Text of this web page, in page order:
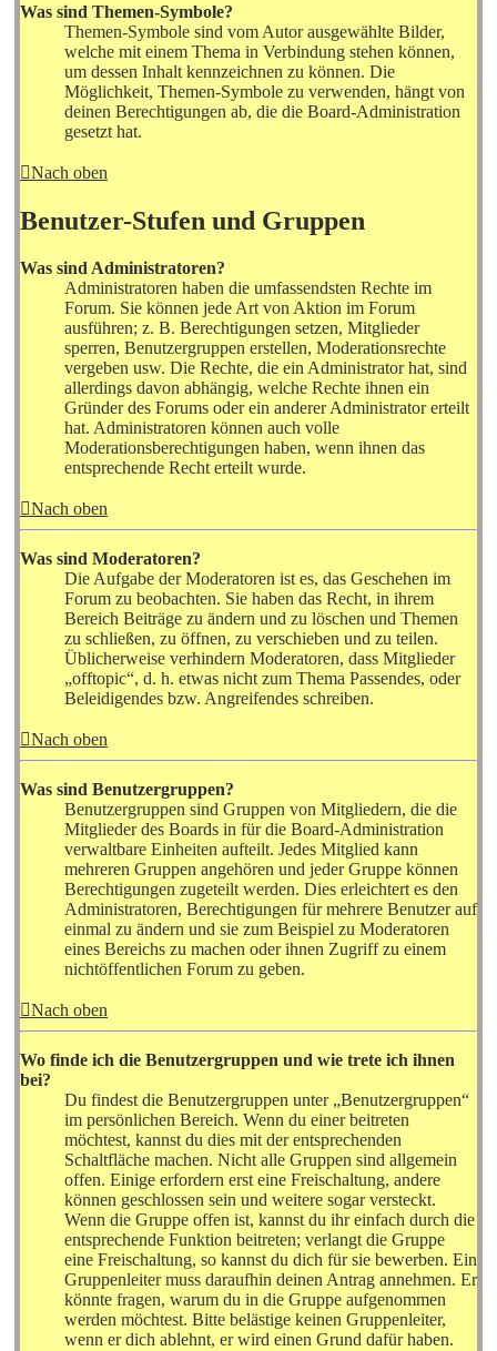
Was sind Themen-Symbole?
Themen-Symbole sind vom Autor ausgewählte Bilder,
welche mit einem Thema in Verbindung stehen können,
um dessen Inhalt kennzeichnen zu können. Die
Möglichkeit, Themen-Symbole zu verwenden, hängt von
deinen Berechtigungen ab, die die Board-Administration
gesetzt hat.
Nach oben
Benutzer-Stufen und Gruppen
Was sind Administratoren?
Administratoren haben die umfassendsten Rechte im
Forum. Sie können jede Art von Aktion im Forum
ausführen; z. B. Berechtigungen setzen, Mitglieder
sperren, Benutzergruppen erstellen, Moderationsrechte
vergeben usw. Die Rechte, die ein Administrator hat, sind
allerdings davon abhängig, welche Rechte ihnen ein
Gründer des Forums oder ein anderer Administrator erteilt
hat. Administratoren können auch volle
Moderationsberechtigungen haben, wenn ihnen das
entsprechende Recht erteilt wurde.
Nach oben
Was sind Moderatoren?
Die Aufgabe der Moderatoren ist es, das Geschehen im
Forum zu beobachten. Sie haben das Recht, in ihrem
Bereich Beiträge zu ändern und zu löschen und Themen
zu schließen, zu öffnen, zu verschieben und zu teilen.
Üblicherweise verhindern Moderatoren, dass Mitglieder
„offtopic“, d. h. etwas nicht zum Thema Passendes, oder
Beleidigendes bzw. Angreifendes schreiben.
Nach oben
Was sind Benutzergruppen?
Benutzergruppen sind Gruppen von Mitgliedern, die die
Mitglieder des Boards in für die Board-Administration
verwaltbare Einheiten aufteilt. Jedes Mitglied kann
mehreren Gruppen angehören und jeder Gruppe können
Berechtigungen zugeteilt werden. Dies erleichtert es den
Administratoren, Berechtigungen für mehrere Benutzer auf
einmal zu ändern und sie zum Beispiel zu Moderatoren
eines Bereichs zu machen oder ihnen Zugriff zu einem
nichtöffentlichen Forum zu geben.
Nach oben
Wo finde ich die Benutzergruppen und wie trete ich ihnen
bei?
Du findest die Benutzergruppen unter „Benutzergruppen“
im persönlichen Bereich. Wenn du einer beitreten
möchtest, kannst du dies mit der entsprechenden
Schaltfläche machen. Nicht alle Gruppen sind allgemein
offen. Einige erfordern erst eine Freischaltung, andere
können geschlossen sein und weitere sogar versteckt.
Wenn die Gruppe offen ist, kannst du ihr einfach durch die
entsprechende Funktion beitreten; verlangt die Gruppe
eine Freischaltung, so kannst du dich für sie bewerben. Ein
Gruppenleiter muss daraufhin deinen Antrag annehmen. Er
könnte fragen, warum du in die Gruppe aufgenommen
werden möchtest. Bitte belästige keinen Gruppenleiter,
wenn er dich ablehnt, er wird einen Grund dafür haben.